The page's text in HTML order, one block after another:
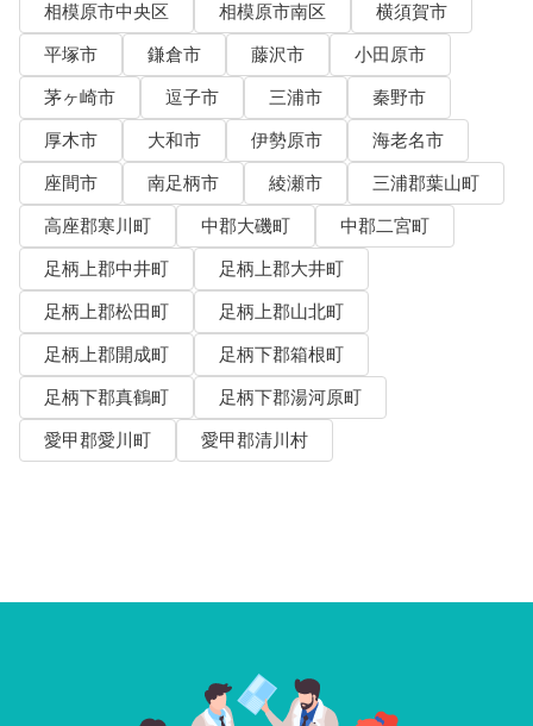
相模原市中央区
相模原市南区
横須賀市
平塚市
鎌倉市 藤沢市
小田原市
茅ヶ崎市
逗子市 三浦市
秦野市
厚木市
大和市 伊勢原市
海老名市
座間市
南足柄市 綾瀬市
三浦郡葉山町
高座郡寒川町
中郡大磯町
中郡二宮町
足柄上郡中井町
足柄上郡大井町
足柄上郡松田町
足柄上郡山北町
足柄上郡開成町
足柄下郡箱根町
足柄下郡真鶴町
足柄下郡湯河原町
愛甲郡愛川町
愛甲郡清川村